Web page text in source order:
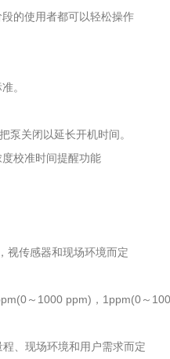
的使用者都可以轻松操作
。
泵关闭以延长开机时间。
校准时间提醒功能
视传感器和现场环境而定
～1000 ppm)，1ppm(0～
、现场环境和用户需求而定